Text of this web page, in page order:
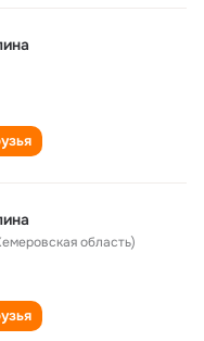
область)